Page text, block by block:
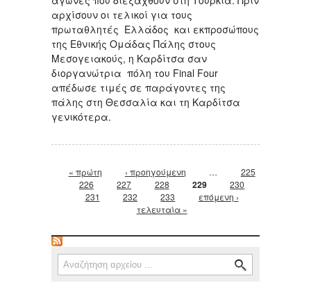
αρχίσουν οι τελικοί για τους
πρωταθλητές Ελλάδος και εκπροσώπους
της Εθνικής Ομάδας Πάλης στους
Μεσογειακούς, η Καρδίτσα σαν
διοργανώτρια πόλη του Final Four
απέδωσε τιμές σε παράγοντες της
πάλης στη Θεσσαλία και τη Καρδίτσα
γενικότερα.
Σελίδες
« πρώτη ‹ προηγούμενη …
225
226
227 228 229
230
231
232 233
επόμενη ›
τελευταία »
Φόρμα αναζήτησης
Αναζήτηση